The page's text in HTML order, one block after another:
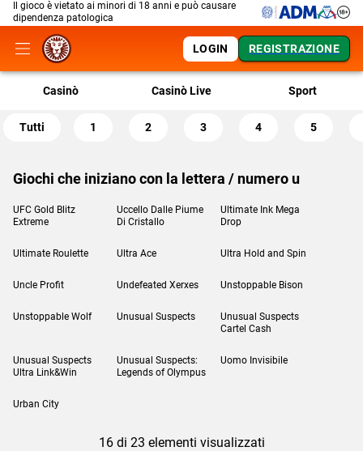
Il gioco è vietato ai minori di 18 anni e può causare
dipendenza patologica
LOGIN REGISTRAZIONE
Casinò Casinò Live Sport
Tutti 1 2 3 4 5
Giochi che iniziano con la lettera / numero u
UFC Gold Blitz
Extreme
Uccello Dalle Piume
Di Cristallo
Ultimate Ink Mega
Drop
Ultimate Roulette Ultra Ace Ultra Hold and Spin
Uncle Profit Undefeated Xerxes Unstoppable Bison
Unstoppable Wolf Unusual Suspects
Unusual Suspects
Cartel Cash
Unusual Suspects
Ultra Link&Win
Unusual Suspects:
Legends of Olympus
Uomo Invisibile
Urban City
16 di 23 elementi visualizzati